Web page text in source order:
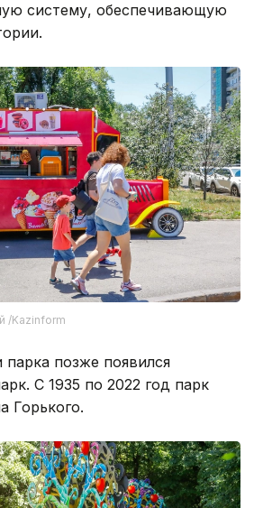
систему, обеспечивающую
/Kazinform
парка позже появился
С 1935 по 2022 год парк
Горького.